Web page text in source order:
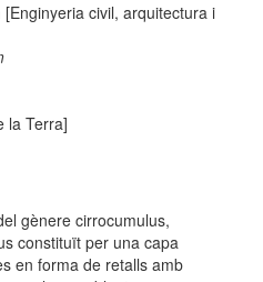
[Enginyeria civil, arquitectura i
la Terra]
gènere cirrocumulus,
constituït per una capa
en forma de retalls amb